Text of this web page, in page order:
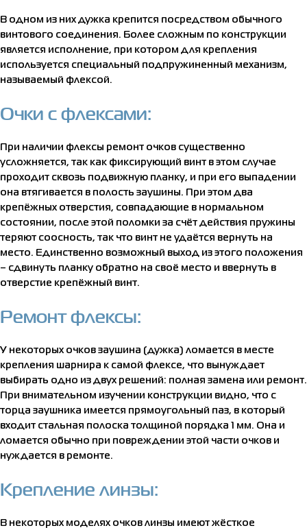
В одном из них дужка крепится посредством обычного
винтового соединения. Более сложным по конструкции
является исполнение, при котором для крепления
используется специальный подпружиненный механизм,
называемый флексой.
Очки с флексами:
При наличии флексы ремонт очков существенно
усложняется, так как фиксирующий винт в этом случае
проходит сквозь подвижную планку, и при его выпадении
она втягивается в полость заушины. При этом два
крепёжных отверстия, совпадающие в нормальном
состоянии, после этой поломки за счёт действия пружины
теряют соосность, так что винт не удаётся вернуть на
место. Единственно возможный выход из этого положения
– сдвинуть планку обратно на своё место и ввернуть в
отверстие крепёжный винт.
Ремонт флексы:
У некоторых очков заушина (дужка) ломается в месте
крепления шарнира к самой флексе, что вынуждает
выбирать одно из двух решений: полная замена или ремонт.
При внимательном изучении конструкции видно, что с
торца заушника имеется прямоугольный паз, в который
входит стальная полоска толщиной порядка 1 мм. Она и
ломается обычно при повреждении этой части очков и
нуждается в ремонте.
Крепление линзы:
В некоторых моделях очков линзы имеют жёсткое